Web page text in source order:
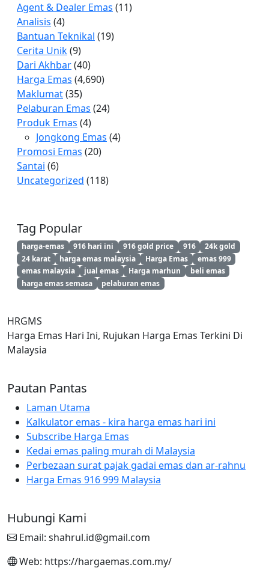
Agent & Dealer Emas (11)
Analisis (4)
Bantuan Teknikal (19)
Cerita Unik(9)
Dari Akhbar(40)
Harga Emas (4,690)
Maklumat(35)
Pelaburan Emas (24)
Produk Emas (4)
Jongkong Emas (4)
Promosi Emas (20)
Santai (6)
Uncategorized (118)
Tag Popular
harga-emas 916 hari ini 916 gold price 916
24k gold
24 karat
harga emas malaysia Harga Emas
emas 999
emas malaysia
jual emas Harga marhun
beli emas
harga emas semasa
pelaburan emas
HRGMS
Harga Emas Hari Ini, Rujukan Harga Emas Terkini Di
Malaysia
Pautan Pantas
Laman Utama
Kalkulator emas - kira harga emas hari ini
Subscribe Harga Emas
Kedai emas paling murah di Malaysia
Perbezaan surat pajak gadai emas dan ar-rahnu
Harga Emas 916 999 Malaysia
Hubungi Kami
Email: shahrul.id@gmail.com
Web: https://hargaemas.com.my/